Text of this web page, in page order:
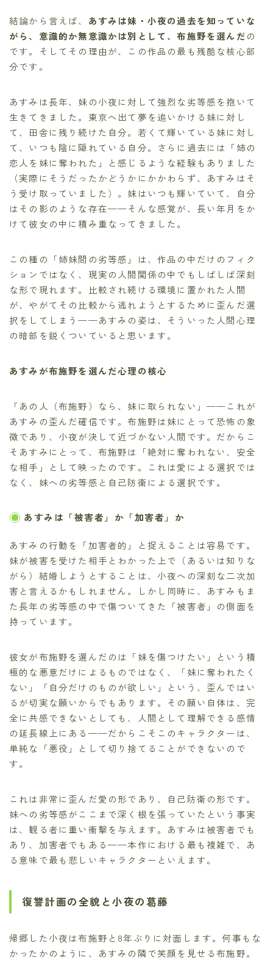
結論から言えば、 あすみは妹・小夜の過去を知っていな
がら、意識的か無意識かは別として、布施野を選んだの
です。そしてその理由が、この作品の最も残酷な核心部
分です。
あすみは長年、妹の小夜に対して強烈な劣等感を抱いて
生きてきました。東京へ出て夢を追いかける妹に対し
て、田舎に残り続けた自分。若くて輝いている妹に対し
て、いつも陰に隠れている自分。さらに過去には「姉の
恋人を妹に奪われた」と感じるような経験もありました
（実際にそうだったかどうかにかかわらず、あすみはそ
う受け取っていました）。妹はいつも輝いていて、自分
はその影のような存在——そんな感覚が、長い年月をか
けて彼女の中に積み重なってきました。
この種の「姉妹間の劣等感」は、作品の中だけのフィク
ションではなく、現実の人間関係の中でもしばしば深刻
な形で現れます。比較され続ける環境に置かれた人間
が、やがてその比較から逃れようとするために歪んだ選
択をしてしまう——あすみの姿は、そういった人間心理
の暗部を鋭くついていると思います。
あすみが布施野を選んだ心理の核心
「あの人（布施野）なら、妹に取られない」——これが
あすみの歪んだ確信です。布施野は妹にとって恐怖の象
徴であり、小夜が決して近づかない人間です。だからこ
そあすみにとって、布施野は「絶対に奪われない、安全
な相手」として映ったのです。これは愛による選択では
なく、妹への劣等感と自己防衛による選択です。
あすみは「被害者」か「加害者」か
あすみの行動を「加害者的」と捉えることは容易です。
妹が被害を受けた相手とわかった上で（あるいは知りな
がら）結婚しようとすることは、小夜への深刻な二次加
害と言えるかもしれません。しかし同時に、あすみもま
た長年の劣等感の中で傷ついてきた「被害者」の側面を
持っています。
彼女が布施野を選んだのは「妹を傷つけたい」という積
極的な悪意だけによるものではなく、「妹に奪われたく
ない」「自分だけのものが欲しい」という、歪んではい
るが切実な願いからでもあります。その願い自体は、完
全に共感できないとしても、人間として理解できる感情
の延長線上にある——だからこそこのキャラクターは、
単純な「悪役」として切り捨てることができないので
す。
これは非常に歪んだ愛の形であり、自己防衛の形です。
妹への劣等感がここまで深く根を張っていたという事実
は、観る者に重い衝撃を与えます。あすみは被害者でも
あり、加害者でもある——本作における最も複雑で、あ
る意味で最も悲しいキャラクターといえます。
復讐計画の全貌と小夜の葛藤
帰郷した小夜は布施野と8年ぶりに対面します。何事もな
かったかのように、あすみの隣で笑顔を見せる布施野。